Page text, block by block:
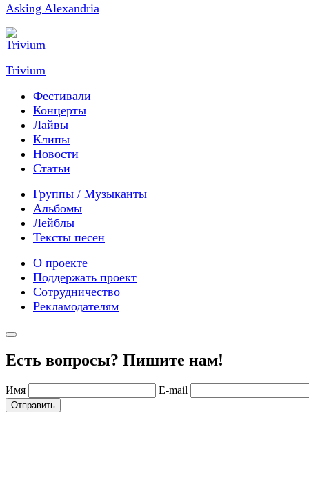
Asking Alexandria
Trivium
Фестивали
Концерты
Лайвы
Клипы
Новости
Статьи
Группы / Музыканты
Альбомы
Лейблы
Тексты песен
О проекте
Поддержать проект
Сотрудничество
Рекламодателям
Есть вопросы? Пишите нам!
Имя E-mail